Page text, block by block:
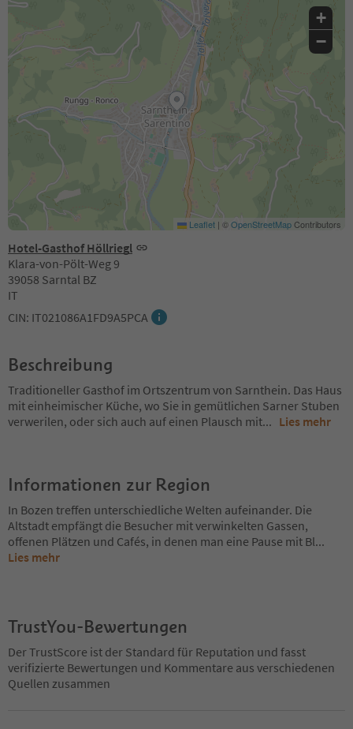
Hotel-Gasthof Höllriegl
Klara-von-Pölt-Weg 9
39058 Sarntal BZ
IT
CIN: IT021086A1FD9A5PCA
+
−
Leaflet | ©OpenStreetMapContributors
Beschreibung
Traditioneller Gasthof im Ortszentrum von Sarnthein. Das Haus
mit einheimischer Küche, wo Sie in gemütlichen Sarner Stuben
verwerilen, oder sich auch auf einen Plausch mit... Lies mehr
Informationen zur Region
In Bozen treffen unterschiedliche Welten aufeinander. Die
Altstadt empfängt die Besucher mit verwinkelten Gassen,
offenen Plätzen und Cafés, in denen man eine Pause mit Bl...
Lies mehr
TrustYou-Bewertungen
Der TrustScore ist der Standard für Reputation und fasst
verifizierte Bewertungen und Kommentare aus verschiedenen
Quellen zusammen